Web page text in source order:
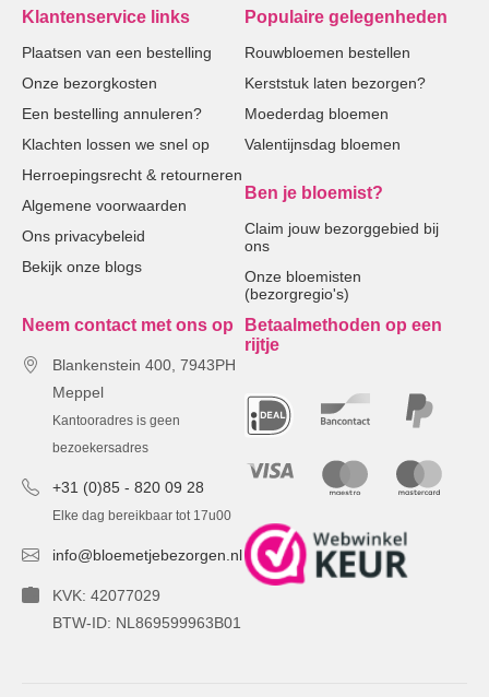
Klantenservice links
Plaatsen van een bestelling
Onze bezorgkosten
Een bestelling annuleren?
Klachten lossen we snel op
Herroepingsrecht & retourneren
Algemene voorwaarden
Ons privacybeleid
Bekijk onze blogs
Populaire gelegenheden
Rouwbloemen bestellen
Kerststuk laten bezorgen?
Moederdag bloemen
Valentijnsdag bloemen
Ben je bloemist?
Claim jouw bezorggebied bij
ons
Onze bloemisten
(bezorgregio's)
Neem contact met ons op
Blankenstein 400, 7943PH
Meppel
Kantooradres is geen
bezoekersadres
+31 (0)85 - 820 09 28
Elke dag bereikbaar tot 17u00
info@bloemetjebezorgen.nl
KVK: 42077029
BTW-ID: NL869599963B01
Betaalmethoden op een
rijtje